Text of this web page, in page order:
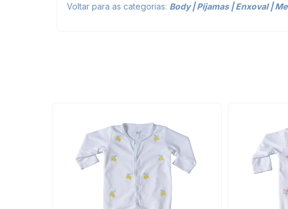
Voltar para as categorias: Body|Pijamas|Enxoval|